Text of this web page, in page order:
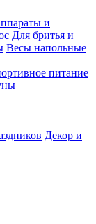
и
Для бритья и
Весы напольные
питание
Декор и